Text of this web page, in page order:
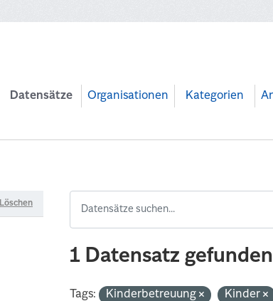
Datensätze Organisationen Kategorien
Löschen
1 Datensatz gefunden
Tags: Kinderbetreuung Kinder